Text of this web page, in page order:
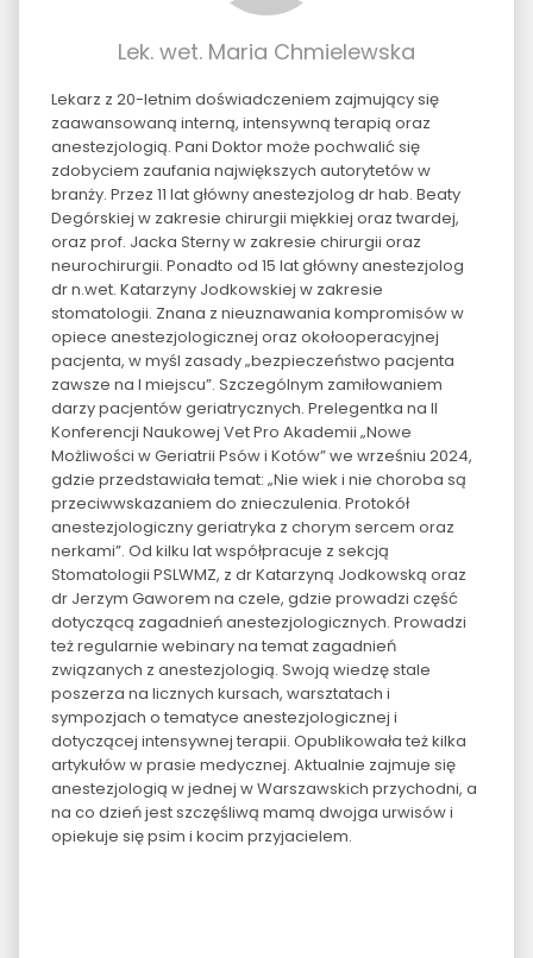
Lek. wet. Maria Chmielewska
Lekarz z 20-letnim doświadczeniem zajmujący się
zaawansowaną interną, intensywną terapią oraz
anestezjologią. Pani Doktor może pochwalić się
zdobyciem zaufania największych autorytetów w
branży. Przez 11 lat główny anestezjolog dr hab. Beaty
Degórskiej w zakresie chirurgii miękkiej oraz twardej,
oraz prof. Jacka Sterny w zakresie chirurgii oraz
neurochirurgii. Ponadto od 15 lat główny anestezjolog
dr n.wet. Katarzyny Jodkowskiej w zakresie
stomatologii. Znana z nieuznawania kompromisów w
opiece anestezjologicznej oraz okołooperacyjnej
pacjenta, w myśl zasady „bezpieczeństwo pacjenta
zawsze na I miejscu”. Szczególnym zamiłowaniem
darzy pacjentów geriatrycznych. Prelegentka na II
Konferencji Naukowej Vet Pro Akademii „Nowe
Możliwości w Geriatrii Psów i Kotów” we wrześniu 2024,
gdzie przedstawiała temat: „Nie wiek i nie choroba są
przeciwwskazaniem do znieczulenia. Protokół
anestezjologiczny geriatryka z chorym sercem oraz
nerkami”. Od kilku lat współpracuje z sekcją
Stomatologii PSLWMZ, z dr Katarzyną Jodkowską oraz
dr Jerzym Gaworem na czele, gdzie prowadzi część
dotyczącą zagadnień anestezjologicznych. Prowadzi
też regularnie webinary na temat zagadnień
związanych z anestezjologią. Swoją wiedzę stale
poszerza na licznych kursach, warsztatach i
sympozjach o tematyce anestezjologicznej i
dotyczącej intensywnej terapii. Opublikowała też kilka
artykułów w prasie medycznej. Aktualnie zajmuje się
anestezjologią w jednej w Warszawskich przychodni, a
na co dzień jest szczęśliwą mamą dwojga urwisów i
opiekuje się psim i kocim przyjacielem.